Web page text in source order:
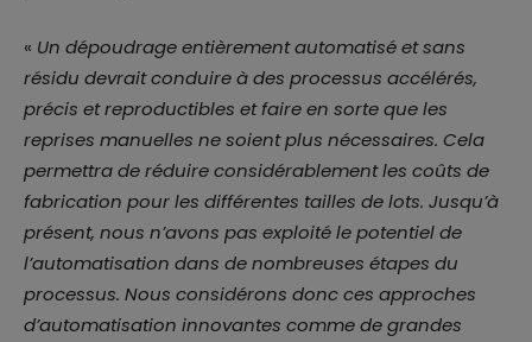
« Un dépoudrage entièrement automatisé et sans
résidu devrait conduire à des processus accélérés,
précis et reproductibles et faire en sorte que les
reprises manuelles ne soient plus nécessaires. Cela
permettra de réduire considérablement les coûts de
fabrication pour les différentes tailles de lots. Jusqu’à
présent, nous n’avons pas exploité le potentiel de
l’automatisation dans de nombreuses étapes du
processus. Nous considérons donc ces approches
d’automatisation innovantes comme de grandes